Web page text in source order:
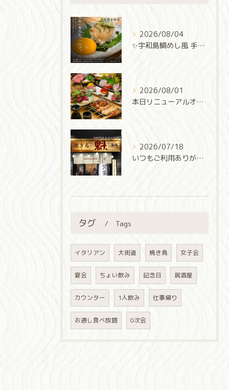
2026/08/04
✨宇和島鯛めし風 手巻き寿司✨
2026/08/01
本日リニューアルオープン‼️
2026/07/18
いつもご利用ありがとうございます✨
タグ Tags
イタリアン 大街道 焼き鳥 女子会
宴会 ちょい飲み 記念日 居酒屋
カウンター 1人飲み 仕事帰り
お通し食べ放題 0次会